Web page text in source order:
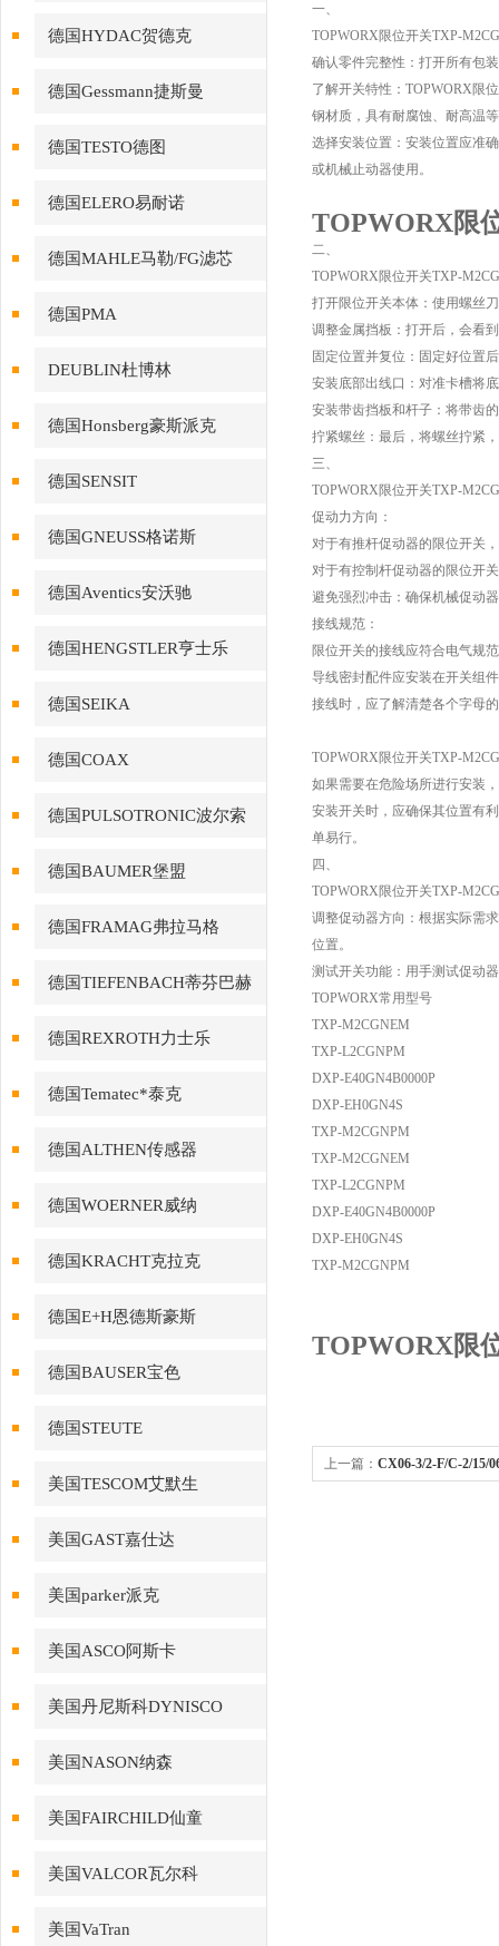
德国HYDAC贺德克
德国Gessmann捷斯曼
德国TESTO德图
德国ELERO易耐诺
德国MAHLE马勒/FG滤芯
德国PMA
DEUBLIN杜博林
德国Honsberg豪斯派克
德国SENSIT
德国GNEUSS格诺斯
德国Aventics安沃驰
德国HENGSTLER亨士乐
德国SEIKA
德国COAX
德国PULSOTRONIC波尔索
德国BAUMER堡盟
德国FRAMAG弗拉马格
德国TIEFENBACH蒂芬巴赫
德国REXROTH力士乐
德国Tematec*泰克
德国ALTHEN传感器
德国WOERNER威纳
德国KRACHT克拉克
德国E+H恩德斯豪斯
德国BAUSER宝色
德国STEUTE
美国TESCOM艾默生
美国GAST嘉仕达
美国parker派克
美国ASCO阿斯卡
美国丹尼斯科DYNISCO
美国NASON纳森
美国FAIRCHILD仙童
美国VALCOR瓦尔科
美国VaTran
一、
TOPWORX限位开关TXP-
确认零件完整性：打开所有包
了解开关特性：TOPWORX限
钢材质，具有耐腐蚀、耐高温
选择安装位置：安装位置应准
或机械止动器使用。
TOPWORX限
二、
TOPWORX限位开关TXP-
打开限位开关本体：使用螺丝
调整金属挡板：打开后，会看
固定位置并复位：固定好位置
安装底部出线口：对准卡槽将
安装带齿挡板和杆子：将带齿
拧紧螺丝：最后，将螺丝拧紧
三、
TOPWORX限位开关TXP-
促动力方向：
对于有推杆促动器的限位开关
对于有控制杆促动器的限位开
避免强烈冲击：确保机械促动
接线规范：
限位开关的接线应符合电气规
导线密封配件应安装在开关组
接线时，应了解清楚各个字母
TOPWORX限位开关TXP-
如果需要在危险场所进行安装
安装开关时，应确保其位置有
单易行。
四、
TOPWORX限位开关TXP-
调整促动器方向：根据实际需
位置。
测试开关功能：用手测试促动
TOPWORX常用型号
TXP-M2CGNEM
TXP-L2CGNPM
DXP-E40GN4B0000P
DXP-EH0GN4S
TXP-M2CGNPM
TXP-M2CGNEM
TXP-L2CGNPM
DXP-E40GN4B0000P
DXP-EH0GN4S
TXP-M2CGNPM
TOPWORX限
上一篇： CX06-3/2-F/C-2/15/